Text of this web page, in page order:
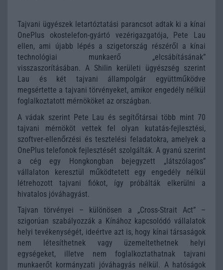
Tajvani ügyészek letartóztatási parancsot adtak ki a kínai
OnePlus okostelefon-gyártó vezérigazgatója, Pete Lau
ellen, ami újabb lépés a szigetország részéről a kínai
technológiai munkaerő „elcsábításának”
visszaszorításában. A Shilin kerületi ügyészség szerint
Lau és két tajvani állampolgár együttműködve
megsértette a tajvani törvényeket, amikor engedély nélkül
foglalkoztatott mérnököket az országban.
A vádak szerint Pete Lau és segítőtársai több mint 70
tajvani mérnököt vettek fel olyan kutatás-fejlesztési,
szoftver-ellenőrzési és tesztelési feladatokra, amelyek a
OnePlus telefonok fejlesztését szolgálták. A gyanú szerint
a cég egy Hongkongban bejegyzett „látszólagos”
vállalaton keresztül működtetett egy engedély nélkül
létrehozott tajvani fiókot, így próbálták elkerülni a
hivatalos jóváhagyást.
Tajvan törvényei – különösen a „Cross-Strait Act” –
szigorúan szabályozzák a Kínához kapcsolódó vállalatok
helyi tevékenységét, ideértve azt is, hogy kínai társaságok
nem létesíthetnek vagy üzemeltethetnek helyi
egységeket, illetve nem foglalkoztathatnak tajvani
munkaerőt kormányzati jóváhagyás nélkül. A hatóságok